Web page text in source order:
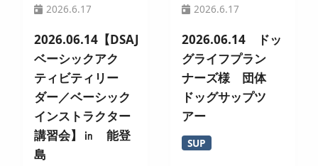
2026.6.17
2026.06.14【DSAJ
ベーシックアク
ティビティリー
ダー／ベーシック
インストラクター
講習会】㏌ 能登
島
2026.6.17
2026.06.14 ドッ
グライフプラン
ナーズ様 団体
ドッグサップツ
アー
SUP